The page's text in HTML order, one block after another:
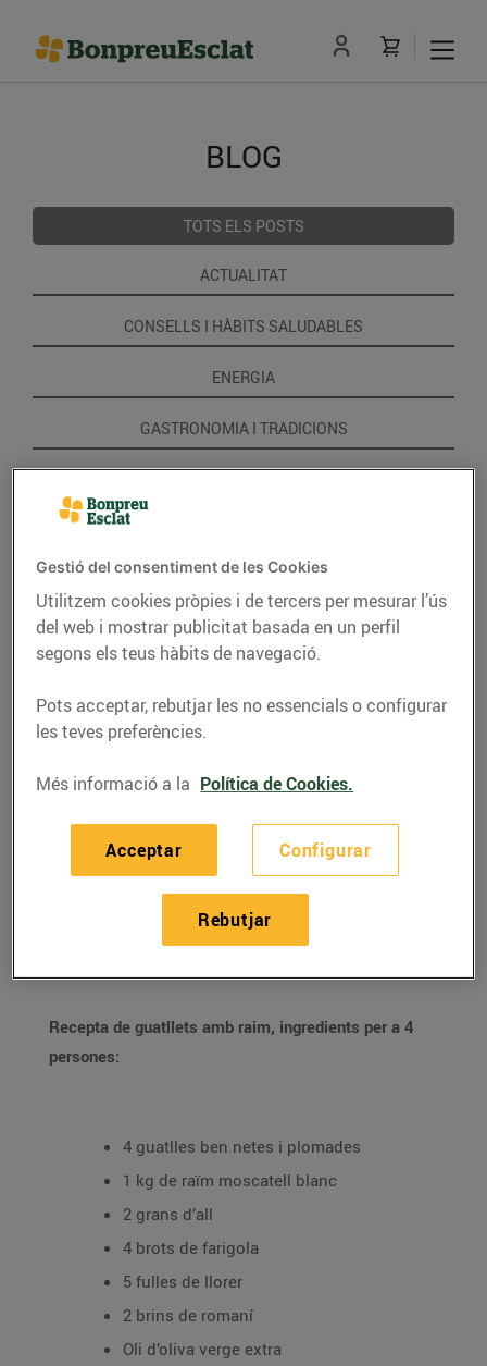
BLOG
TOTS ELS POSTS
ACTUALITAT
CONSELLS I HÀBITS SALUDABLES
ENERGIA
GASTRONOMIA I TRADICIONS
Recepta de guatllets
amb raim, ingredients
per a 4 persones:
Recepta de guatllets amb raim, ingredients per a 4
persones:
4 guatlles ben netes i plomades
1 kg de raïm moscatell blanc
2 grans d’all
4 brots de farigola
5 fulles de llorer
2 brins de romaní
Oli d’oliva verge extra
Gestió del consentiment de les Cookies
Utilitzem cookies pròpies i de tercers per mesurar l’ús
del web i mostrar publicitat basada en un perfil
segons els teus hàbits de navegació.
Pots acceptar, rebutjar les no essencials o configurar
les teves preferències.
Més informació a la Política de Cookies.
Configurar
Rebutjar
Acceptar